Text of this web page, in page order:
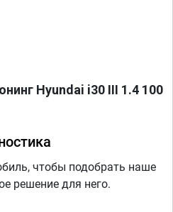
Hyundai i30 III 1.4 100
чтобы подобрать наше
решение для него.